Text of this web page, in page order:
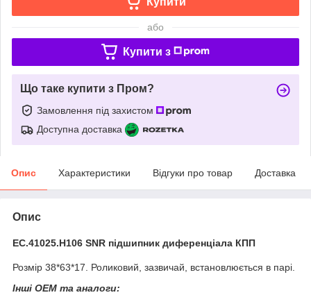
або
Купити з
Що таке купити з Пром?
Замовлення під захистом
Доступна доставка
Опис Характеристики Відгуки про товар Доставка
Опис
EC.41025.H106 SNR підшипник диференціала КПП
Розмір 38*63*17. Роликовий, зазвичай, встановлюється в парі.
Інші OEM та аналоги: